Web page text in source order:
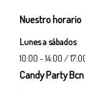
Nuestro horario
Lunes a sábados
10:00 - 14:00 /
Candy Party Bcn